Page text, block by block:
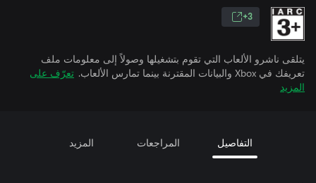
3+
يتلقى ناشرو الألعاب التي تقوم بتشغيلها وصولاً إلى معلومات ملف
تعريفك في Xbox والبيانات المقترنة بينما تمارس الألعاب.
تعرّف على
المزيد
التفاصيل المراجعات المزيد